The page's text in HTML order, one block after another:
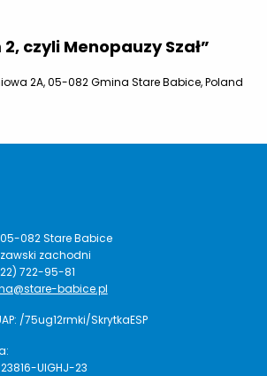
czyli Menopauzy Szał”
2A, 05-082 Gmina Stare Babice, Poland
05-082 Stare Babice
zachodni
722-95-81
babice.pl
/75ug12rmki/SkrytkaESP
UIGHJ-23